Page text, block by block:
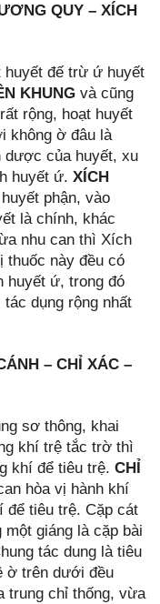
QUY – XÍCH
huyết đế trừ ứ huyết
KHUNG và cũng
rộng, hoạt huyết
không ờ đâu là
dược của huyết, xu
huyết ứ. XÍCH
phận, vào
là chính, khác
nhu can thì Xích
thuốc này đều có
huyết ứ, trong đó
dụng rộng nhất
– CHỈ XÁC –
sơ thông, khai
khí trệ tắc trờ thì
khí để tiêu trệ. CHỈ
hòa vị hành khí
để tiêu trệ. Cặp cát
giáng là cặp bài
tác dung là tiêu
ờ trên dưới đều
trung chỉ thống, vừa